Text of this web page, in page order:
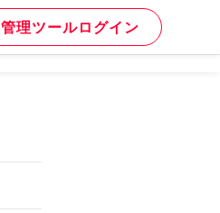
管理ツールログイン